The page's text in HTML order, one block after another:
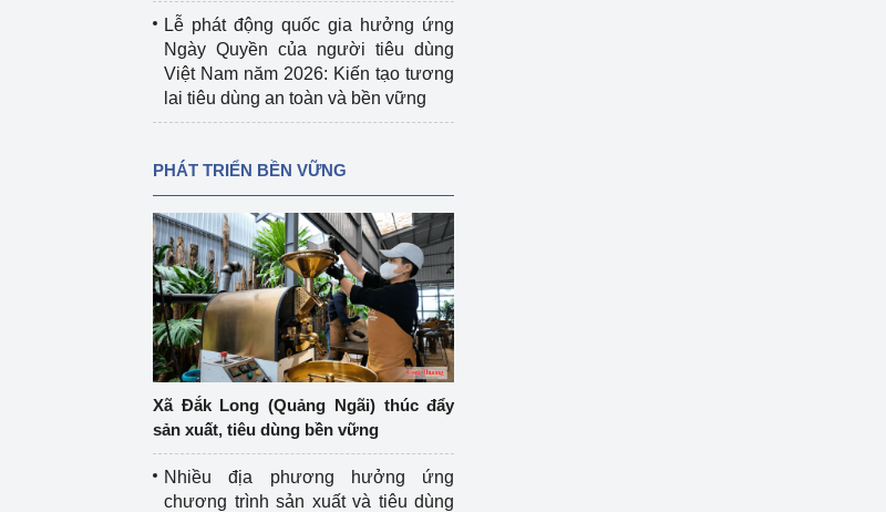
Lễ phát động quốc gia hưởng ứng
Ngày Quyền của người tiêu dùng
Việt Nam năm 2026: Kiến tạo tương
lai tiêu dùng an toàn và bền vững
PHÁT TRIỂN BỀN VỮNG
Xã Đắk Long (Quảng Ngãi) thúc đẩy
sản xuất, tiêu dùng bền vững
Nhiều địa phương hưởng ứng
chương trình sản xuất và tiêu dùng